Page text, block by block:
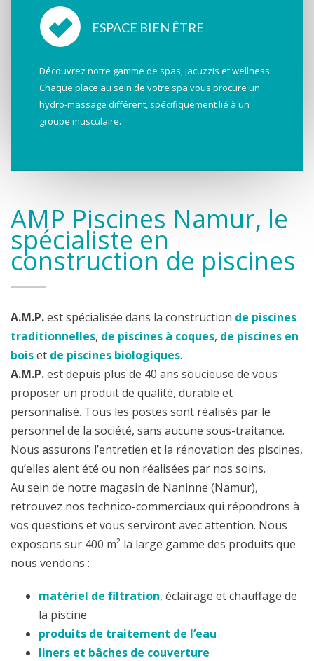
ESPACE BIEN ÊTRE
Découvrez notre gamme de spas, jacuzzis et wellness.
Chaque place au sein de votre spa vous procure un
hydro-massage différent, spécifiquement lié à un
groupe musculaire.
AMP Piscines Namur, le
spécialiste en
construction de piscines
A.M.P.est spécialisée dans la construction de piscines
traditionnelles, de piscines à coques, de piscines en
boiset de piscines biologiques.
A.M.P.est depuis plus de 40 ans soucieuse de vous
proposer un produit de qualité, durable et
personnalisé. Tous les postes sont réalisés par le
personnel de la société, sans aucune sous-traitance.
Nous assurons l’entretien et la rénovation des piscines,
qu’elles aient été ou non réalisées par nos soins.
Au sein de notre magasin de Naninne (Namur),
retrouvez nos technico-commerciaux qui répondrons à
vos questions et vous serviront avec attention. Nous
exposons sur 400 m² la large gamme des produits que
nous vendons :
matériel de filtration, éclairage et chauffage de
la piscine
produits de traitement de l’eau
liners et bâches de couverture